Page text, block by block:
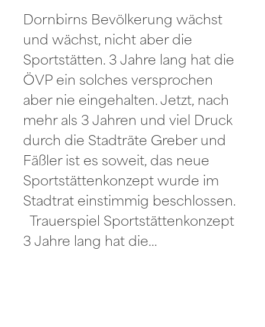
Dornbirns Bevölkerung wächst
und wächst, nicht aber die
Sportstätten. 3 Jahre lang hat die
ÖVP ein solches versprochen
aber nie eingehalten. Jetzt, nach
mehr als 3 Jahren und viel Druck
durch die Stadträte Greber und
Fäßler ist es soweit, das neue
Sportstättenkonzept wurde im
Stadtrat einstimmig beschlossen.
Trauerspiel Sportstättenkonzept
3 Jahre lang hat die…